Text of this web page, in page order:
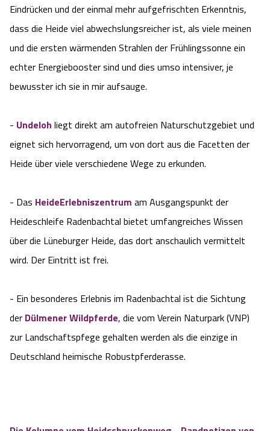
Eindrücken und der einmal mehr aufgefrischten Erkenntnis,
dass die Heide viel abwechslungsreicher ist, als viele meinen
und die ersten wärmenden Strahlen der Frühlingssonne ein
echter Energiebooster sind und dies umso intensiver, je
bewusster ich sie in mir aufsauge.
- Undeloh liegt direkt am autofreien Naturschutzgebiet und
eignet sich hervorragend, um von dort aus die Facetten der
Heide über viele verschiedene Wege zu erkunden.
- Das HeideErlebniszentrum am Ausgangspunkt der
Heideschleife Radenbachtal bietet umfangreiches Wissen
über die Lüneburger Heide, das dort anschaulich vermittelt
wird. Der Eintritt ist frei.
- Ein besonderes Erlebnis im Radenbachtal ist die Sichtung
der Dülmener Wildpferde, die vom Verein Naturpark (VNP)
zur Landschaftspfege gehalten werden als die einzige in
Deutschland heimische Robustpferderasse.